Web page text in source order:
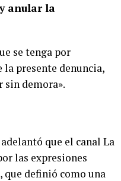
anular la
se tenga por
la presente denuncia,
sin demora».
que el canal La
las expresiones
que definió como una